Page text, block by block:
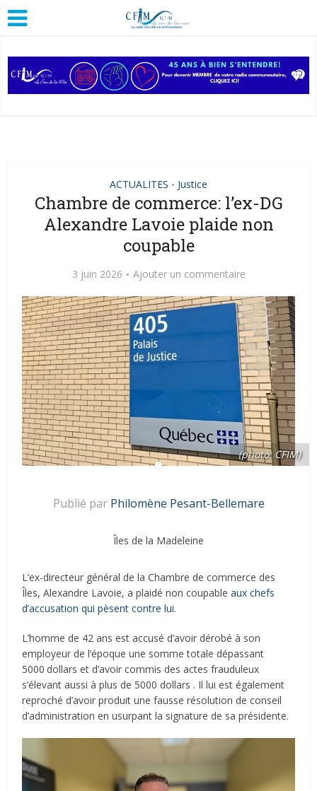
ACTUALITES • Justice
Chambre de commerce: l’ex-DG
Alexandre Lavoie plaide non
coupable
3 juin 2026 Ajouter un commentaire
(photo: CFIM)
Publié par Philomène Pesant-Bellemare
Îles de la Madeleine
L’ex-directeur général de la Chambre de commerce des
Îles, Alexandre Lavoie, a plaidé non coupableaux chefs
d’accusation qui pèsent contre lui.
L’homme de 42 ans est accusé d’avoir dérobé à son
employeur de l’époque une somme totale dépassant
5000 dollars et d’avoir commis des actes frauduleux
s’élevant aussi à plus de 5000 dollars . Il lui est également
reproché d’avoir produit une fausse résolution de conseil
d’administration en usurpant la signature de sa présidente.